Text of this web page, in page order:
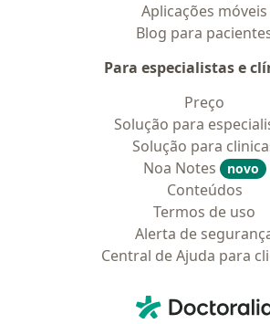
Aplicações móveis
Blog para
Para especialistas e
Preço
Solução para
Solução para
Noa Notes
novo
Conteúdos
Termos de uso
Alerta de
Central de Ajuda para
Doctoralia -